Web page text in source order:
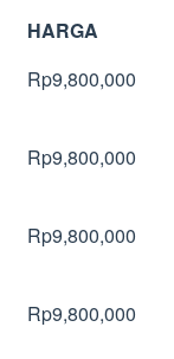
HARGA
Rp9,800,000
Rp9,800,000
Rp9,800,000
Rp9,800,000